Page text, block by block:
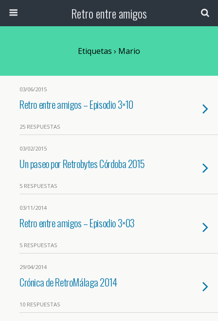
Retro entre amigos
Etiquetas › Mario
03/06/2015
Retro entre amigos – Episodio 3×10
25 RESPUESTAS
03/02/2015
Un paseo por Retrobytes Córdoba 2015
5 RESPUESTAS
03/11/2014
Retro entre amigos – Episodio 3×03
5 RESPUESTAS
29/04/2014
Crónica de RetroMálaga 2014
10 RESPUESTAS